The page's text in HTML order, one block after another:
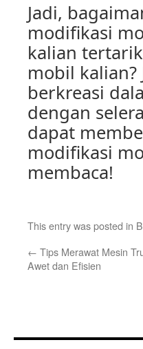
Jadi,
modifikasi
kalian
mobil
berkreasi
dengan
dapat
modifikasi
membaca!
This entry was posted in
← Tips Merawat Mesin
Awet dan Efisien